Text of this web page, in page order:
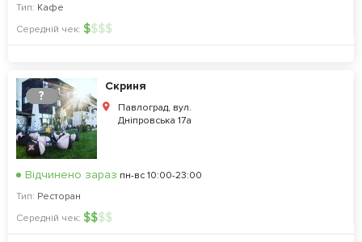
Тип: Кафе
Середній чек: $$$$
?
Скриня
Павлоград, вул.
Дніпровська 17а
Відчинено зараз пн-вс 10:00-23:00
Тип: Ресторан
Середній чек: $$$$